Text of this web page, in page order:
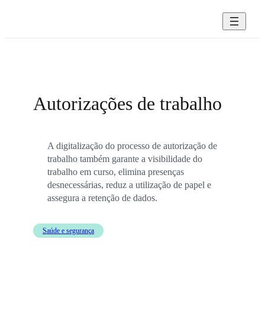
Autorizações de trabalho
A digitalização do processo de autorização de
trabalho também garante a visibilidade do
trabalho em curso, elimina presenças
desnecessárias, reduz a utilização de papel e
assegura a retenção de dados.
Saúde e segurança